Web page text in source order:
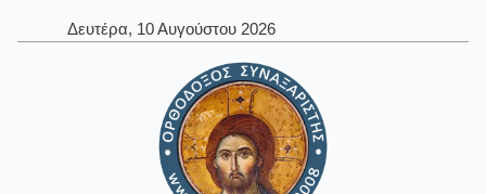
Δευτέρα, 10 Αυγούστου 2026